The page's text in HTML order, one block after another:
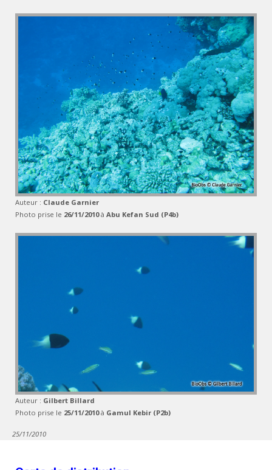
Auteur : Claude Garnier
Photo prise le 26/11/2010à Abu Kefan Sud (P4b)
Auteur : Gilbert Billard
Photo prise le 25/11/2010à Gamul Kebir (P2b)
25/11/2010